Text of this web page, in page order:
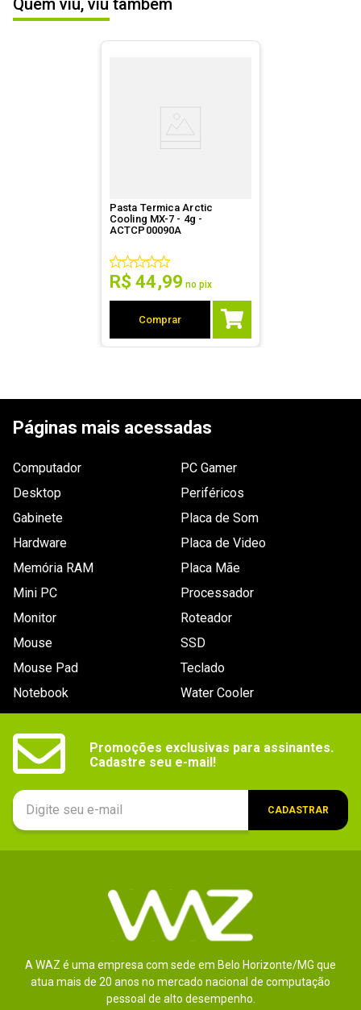
térmica
Não especificada.
ESCREVER AVALIAÇÃO
Quem viu, viu também
Pasta Termica Arctic
Cooling MX-7 - 4g -
ACTCP00090A
R$ 44,99 no pix
Comprar
Páginas mais acessadas
Computador
Desktop
Gabinete
Hardware
Memória RAM
Mini PC
Monitor
Mouse
Mouse Pad
Notebook
PC Gamer
Periféricos
Placa de Som
Placa de Video
Placa Mãe
Processador
Roteador
SSD
Teclado
Water Cooler
Promoções exclusivas para assinantes.
Cadastre seu e-mail!
CADASTRAR
A WAZ é uma empresa com sede em Belo Horizonte/MG que
atua mais de 20 anos no mercado nacional de computação
pessoal de alto desempenho.